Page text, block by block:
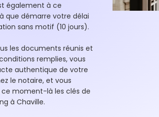
également à ce
que démarre votre délai
sans motif (10 jours).
les documents réunis et
remplies, vous
authentique de votre
le notaire, et vous
ce moment-là les clés de
à Chaville.